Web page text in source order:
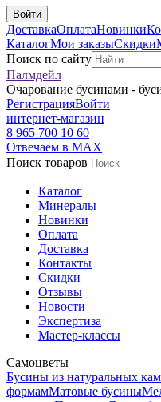
Войти
ДоставкаОплатаНовинки
КаталогМои заказыСкидки
Поиск по сайту
Палмдейл
Очарование бусинами -
РегистрацияВойти
интернет-магазин
8 965 700 10 60
Отвечаем в MAX
Поиск товаров
Каталог
Минералы
Новинки
Оплата
Доставка
Контакты
Скидки
Отзывы
Новости
Экспертиза
Мастер-классы
Самоцветы
Бусины из натуральных
формамМатовые бусины